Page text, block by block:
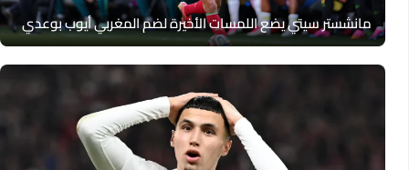
مانشستر سيتي يضع اللمسات الأخيرة لضم المغربي أيوب بوعدي